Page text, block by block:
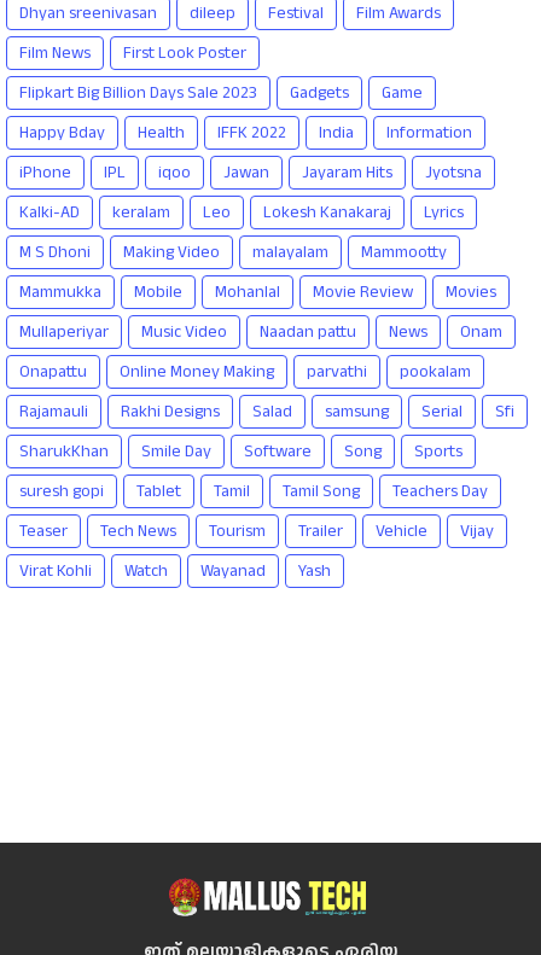
Dhyan sreenivasan
dileep Festival
Film Awards
Film News
First Look Poster
Flipkart Big Billion Days Sale 2023
Gadgets
Game
Happy Bday
Health IFFK 2022 India
Information
iPhone
IPL iqoo Jawan Jayaram Hits
Jyotsna
Kalki-AD
keralam Leo Lokesh Kanakaraj
Lyrics
M S Dhoni
Making Video malayalam
Mammootty
Mammukka
Mobile Mohanlal Movie Review
Movies
Mullaperiyar
Music Video Naadan pattu News
Onam
Onapattu
Online Money Making parvathi
pookalam
Rajamauli
Rakhi Designs Salad samsung Serial
Sfi
SharukKhan
Smile Day Software Song
Sports
suresh gopi
Tablet Tamil Tamil Song
Teachers Day
Teaser
Tech News Tourism Trailer Vehicle
Vijay
Virat Kohli
Watch Wayanad Yash